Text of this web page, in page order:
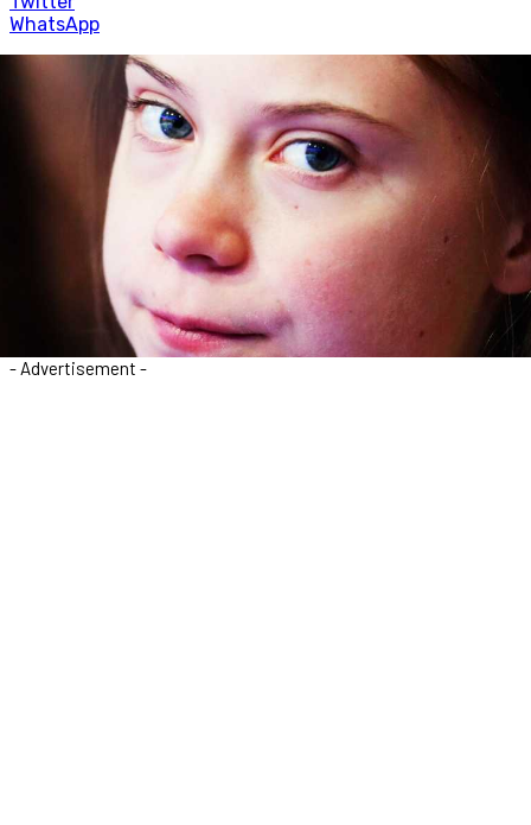
WhatsApp
- Advertisement -